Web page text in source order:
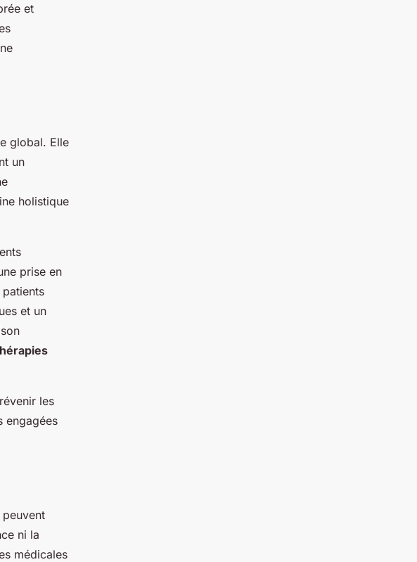
et
global. Elle
un
holistique
prise en
et un
les
engagées
ni la
médicales